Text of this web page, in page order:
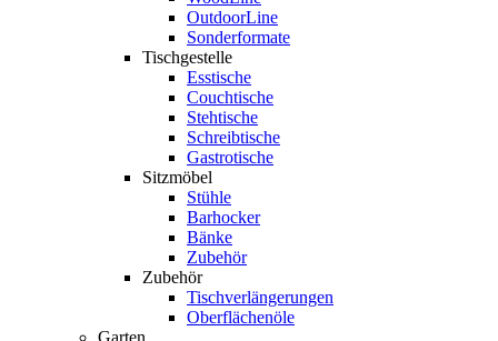
OutdoorLine
Sonderformate
Tischgestelle
Esstische
Couchtische
Stehtische
Schreibtische
Gastrotische
Sitzmöbel
Stühle
Barhocker
Bänke
Zubehör
Zubehör
Tischverlängerungen
Oberflächenöle
Garten